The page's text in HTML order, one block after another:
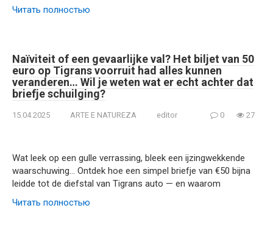
Читать полностью
Naïviteit of een gevaarlijke val? Het biljet van 50
euro op Tigrans voorruit had alles kunnen
veranderen… Wil je weten wat er echt achter dat
briefje schuilging?
15.04.2025 ARTE E NATUREZA editor 0 27
Wat leek op een gulle verrassing, bleek een ijzingwekkende
waarschuwing… Ontdek hoe een simpel briefje van €50 bijna
leidde tot de diefstal van Tigrans auto — en waarom
Читать полностью